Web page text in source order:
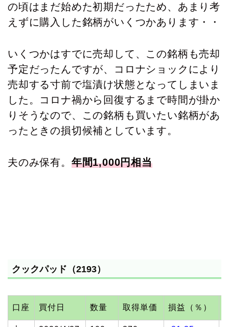
の頃はまだ始めた初期だったため、あまり考
えずに購入した銘柄がいくつかあります・・
いくつかはすでに売却して、この銘柄も売却
予定だったんですが、コロナショックにより
売却する寸前で塩漬け状態となってしまいま
した。コロナ禍から回復するまで時間が掛か
りそうなので、この銘柄も買いたい銘柄があ
ったときの損切候補としています。
夫のみ保有。 年間1,000円相当
クックパッド（2193）
口座 買付日 数量 取得単価 損益（％）